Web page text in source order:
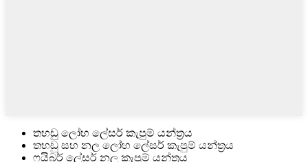
තහඩු ලෝහ ලේසර් කැපුම් යන්ත්‍රය
තහඩු සහ නල ලෝහ ලේසර් කැපුම් යන්ත්‍රය
ෆයිබර් ලේසර් නල කැපුම් යන්ත්‍රය